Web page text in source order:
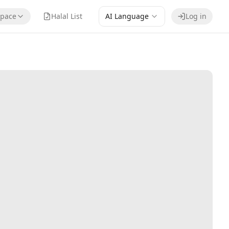
Halal List AI Language Log in